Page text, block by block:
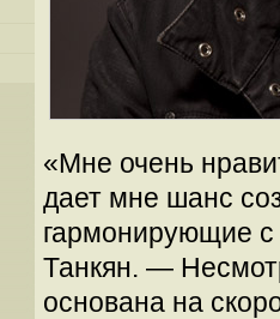
«Мне очень
дает мне шанс
гармонирующие с
Танкян. —
основана на